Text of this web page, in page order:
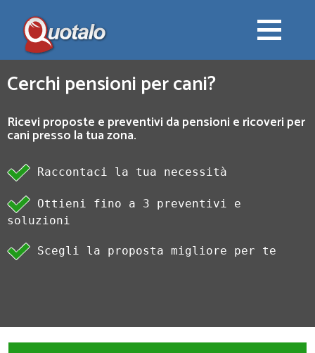
Cerchi pensioni per cani?
Ricevi proposte e preventivi da pensioni e ricoveri per
cani presso la tua zona.
Raccontaci la tua necessità
Ottieni fino a 3 preventivi e
soluzioni
Scegli la proposta migliore per te